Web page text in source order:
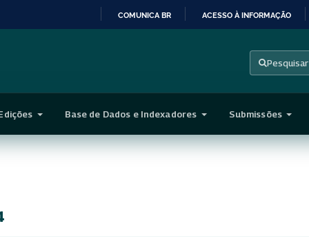
CONTEÚDO
COMUNICA BR ACESSO À INFORMAÇÃO
Pesquisar
Base de Dados e Indexadores Submissões